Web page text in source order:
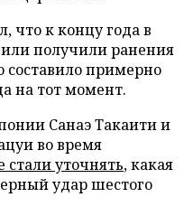
что к концу года в
или получили ранения
составило примерно
на тот момент.
Санаэ Такаити и
во время
стали уточнять, какая
удар шестого